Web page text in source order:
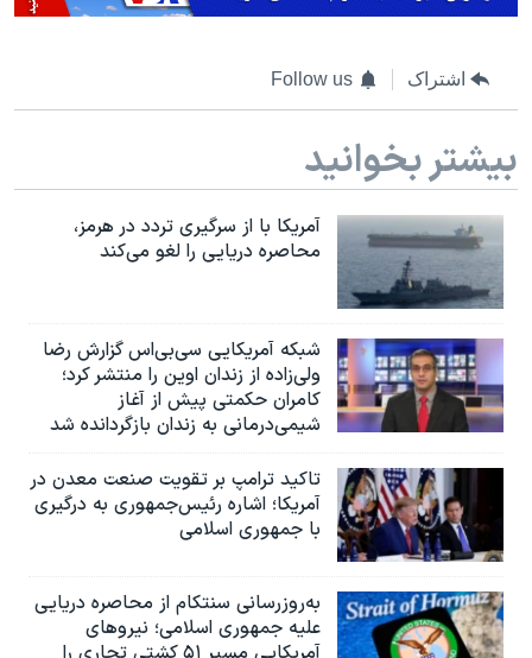
اشتراک Follow us
بیشتر بخوانید
آمریکا با از سرگیری تردد در هرمز،
محاصره دریایی را لغو می‌کند
شبکه آمریکایی سی‌بی‌‌اس گزارش رضا
ولی‌زاده از زندان اوین را منتشر کرد؛
کامران حکمتی پیش از آغاز
شیمی‌درمانی به زندان بازگردانده شد
تاکید ترامپ بر تقویت صنعت معدن در
آمریکا؛ اشاره رئیس‌جمهوری به درگیری
با جمهوری اسلامی
به‌روزرسانی سنتکام از محاصره دریایی
علیه جمهوری اسلامی؛ نیروهای